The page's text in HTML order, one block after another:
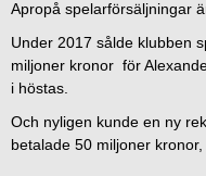
Apropå spelarförsäljningar
Under 2017 sålde klubben
miljoner kronor för
i höstas.
Och nyligen kunde en ny
betalade 50 miljoner